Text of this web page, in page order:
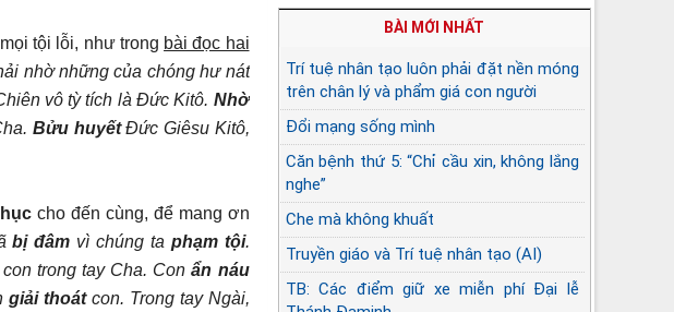
tội lỗi, như trong bài đọc hai
nhờ những của chóng hư nát
vô tỳ tích là Đức Kitô. Nhờ
Bửu huyếtĐức Giêsu Kitô,
cho đến cùng, để mang ơn
bị đâm vì chúng ta phạm tội.
con trong tay Cha. Conẩn náu
giải thoátcon. Trong tay Ngài,
BÀI MỚI NHẤT
Trí tuệ nhân tạo luôn phải đặt nền móng
trên chân lý và phẩm giá con người
Đổi mạng sống mình
Căn bệnh thứ 5: “Chỉ cầu xin, không lắng
nghe”
Che mà không khuất
Truyền giáo và Trí tuệ nhân tạo (AI)
TB: Các điểm giữ xe miễn phí Đại lễ